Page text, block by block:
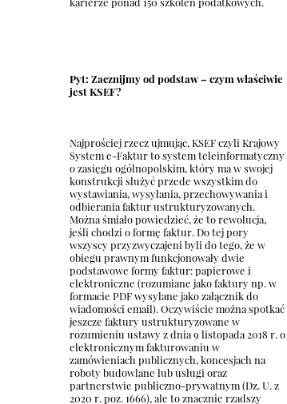
Pyt: Zacznijmy od podstaw – czym właściwie
jest KSEF?
Najprościej rzecz ujmując, KSEF czyli Krajowy
System e-Faktur to system teleinformatyczny
o zasięgu ogólnopolskim, który ma w swojej
konstrukcji służyć przede wszystkim do
wystawiania, wysyłania, przechowywania i
odbierania faktur ustrukturyzowanych.
Można śmiało powiedzieć, że to rewolucja,
jeśli chodzi o formę faktur. Do tej pory
wszyscy przyzwyczajeni byli do tego, że w
obiegu prawnym funkcjonowały dwie
podstawowe formy faktur: papierowe i
elektroniczne (rozumiane jako faktury np. w
formacie PDF wysyłane jako załącznik do
wiadomości email). Oczywiście można spotkać
jeszcze faktury ustrukturyzowane w
rozumieniu ustawy z dnia 9 listopada 2018 r. o
elektronicznym fakturowaniu w
zamówieniach publicznych, koncesjach na
roboty budowlane lub usługi oraz
partnerstwie publiczno-prywatnym (Dz. U. z
2020 r. poz. 1666), ale to znacznie rzadszy